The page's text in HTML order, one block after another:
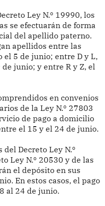
Ley N.º 19990, los
se efectuarán de forma
del apellido paterno.
apellidos entre las
el 5 de junio; entre D y L,
junio; y entre R y Z, el
en convenios
de la Ley N.º 27803
de pago a domicilio
el 15 y el 24 de junio.
Decreto Ley N.º
Ley N.º 20530 y de las
el depósito en sus
En estos casos, el pago
al 24 de junio.